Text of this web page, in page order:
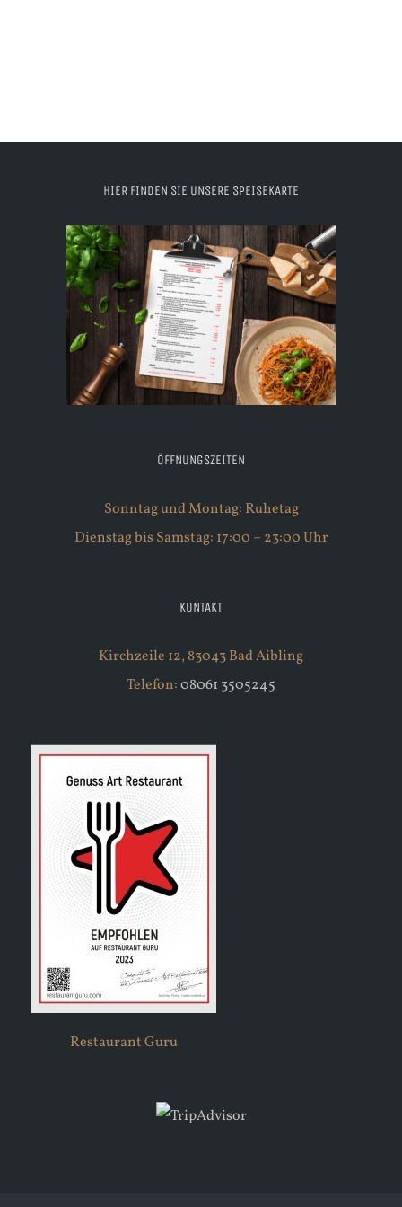
HIER FINDEN SIE UNSERE SPEISEKARTE
ÖFFNUNGSZEITEN
Sonntag und Montag: Ruhetag
Dienstag bis Samstag: 17:00 – 23:00 Uhr
KONTAKT
Kirchzeile 12, 83043 Bad Aibling
Telefon:08061 3505245
Restaurant Guru